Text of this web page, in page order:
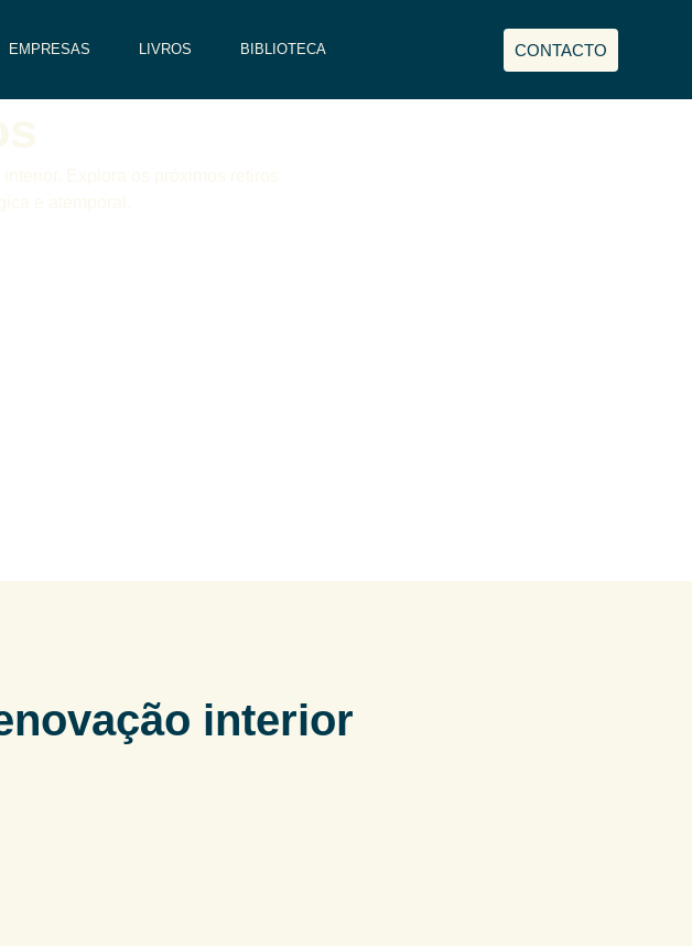
EMPRESAS LIVROS BIBLIOTECA CONTACTO
interior